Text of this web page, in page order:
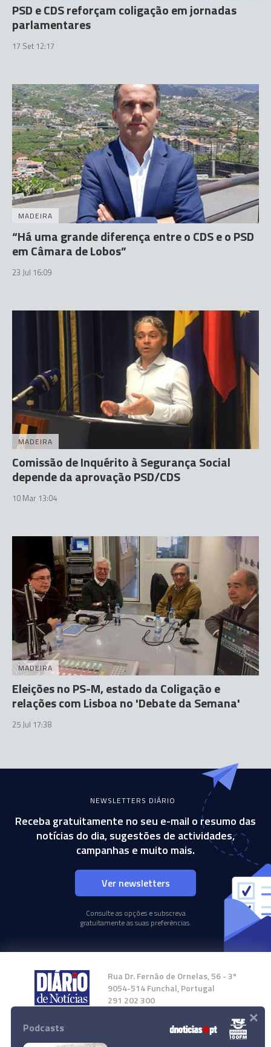
PSD e CDS reforçam coligação em jornadas
parlamentares
17 Set 12:17
MADEIRA
“Há uma grande diferença entre o CDS e o PSD
em Câmara de Lobos”
23 Jul 16:09
MADEIRA
Comissão de Inquérito à Segurança Social
depende da aprovação PSD/CDS
10 Mar 13:04
MADEIRA
Eleições no PS-M, estado da Coligação e
relações com Lisboa no 'Debate da Semana'
25 Jul 17:38
NEWSLETTERS DIÁRIO
Receba gratuitamente no seu e-mail o resumo das
notícias do dia, sugestões de actividades,
campanhas e muito mais.
Ver newsletters
Consulte as opções e subscreva
gratuitamente as suas preferências.
Rua Dr. Fernão de Ornelas, 56 - 3º
9054-514 Funchal, Portugal
291 202 300
Instale a nossa App
Podcasts ×